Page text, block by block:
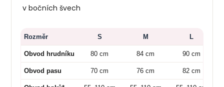
v bočních švech
Rozměr S M L
Obvod hrudníku 80 cm 84 cm 90 cm
Obvod pasu 70 cm 76 cm 82 cm